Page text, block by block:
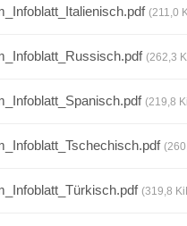
(211,0
(262,3
(219,8
(319,8